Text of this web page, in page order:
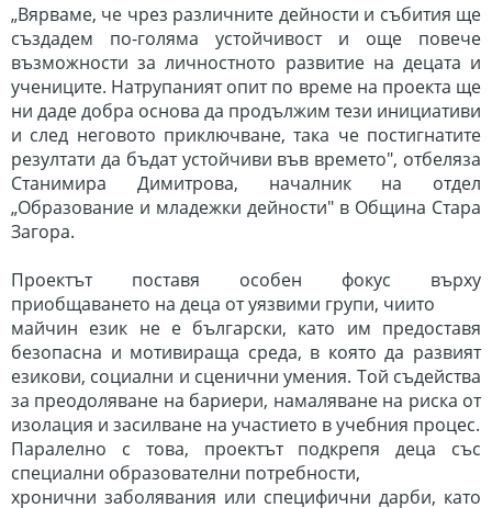
„Вярваме, че чрез различните дейности и събития ще
създадем по-голяма устойчивост и още повече
възможности за личностното развитие на децата и
учениците. Натрупаният опит по време на проекта ще
ни даде добра основа да продължим тези инициативи
и след неговото приключване, така че постигнатите
резултати да бъдат устойчиви във времето", отбеляза
Станимира Димитрова, началник на отдел
„Образование и младежки дейности" в Община Стара
Загора.
Проектът поставя особен фокус върху
приобщаването на деца от уязвими групи, чиито
майчин език не е български, като им предоставя
безопасна и мотивираща среда, в която да развият
езикови, социални и сценични умения. Той съдейства
за преодоляване на бариери, намаляване на риска от
изолация и засилване на участието в учебния процес.
Паралелно с това, проектът подкрепя деца със
специални образователни потребности,
хронични заболявания или специфични дарби, като